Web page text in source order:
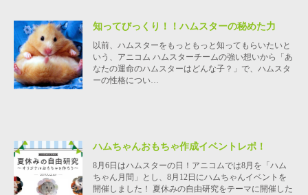
知ってびっくり！！ハムスターの秘めた力
以前、ハムスターをもっともっと知ってもらいたいと
いう、アニコム ハムスターチームの強い想いから「あ
なたの運命のハムスターはどんな子？」で、ハムスタ
ーの性格につい…
ハムちゃんおもちゃ作成イベントレポ！
8月6日はハムスターの日！アニコムでは8月を「ハム
ちゃん月間」とし、8月12日にハムちゃんイベントを
開催しました！ 夏休みの自由研究をテーマに開催した